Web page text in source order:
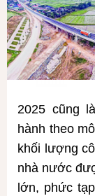
2025 cũng
hành theo
khối lượng
nhà nước
lớn, phức